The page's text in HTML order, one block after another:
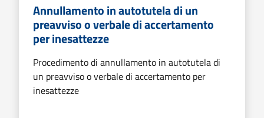
Annullamento in autotutela di un
preavviso o verbale di accertamento
per inesattezze
Procedimento di annullamento in autotutela di
un preavviso o verbale di accertamento per
inesattezze